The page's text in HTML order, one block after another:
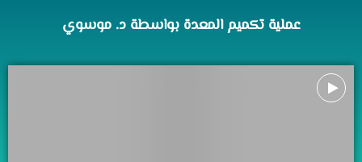
عملية تكميم المعدة بواسطة د. موسوي